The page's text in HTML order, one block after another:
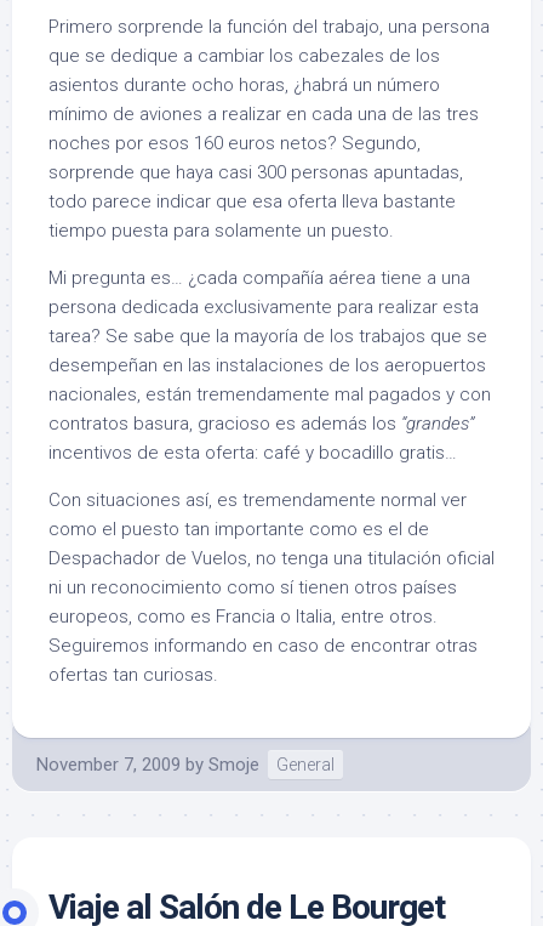
Primero sorprende la función del trabajo, una persona
que se dedique a cambiar los cabezales de los
asientos durante ocho horas, ¿habrá un número
mínimo de aviones a realizar en cada una de las tres
noches por esos 160 euros netos? Segundo,
sorprende que haya casi 300 personas apuntadas,
todo parece indicar que esa oferta lleva bastante
tiempo puesta para solamente un puesto.
Mi pregunta es… ¿cada compañía aérea tiene a una
persona dedicada exclusivamente para realizar esta
tarea? Se sabe que la mayoría de los trabajos que se
desempeñan en las instalaciones de los aeropuertos
nacionales, están tremendamente mal pagados y con
contratos basura, gracioso es además los “grandes”
incentivos de esta oferta: café y bocadillo gratis…
Con situaciones así, es tremendamente normal ver
como el puesto tan importante como es el de
Despachador de Vuelos, no tenga una titulación oficial
ni un reconocimiento como sí tienen otros países
europeos, como es Francia o Italia, entre otros.
Seguiremos informando en caso de encontrar otras
ofertas tan curiosas.
November 7, 2009 by Smoje General
Viaje al Salón de Le Bourget